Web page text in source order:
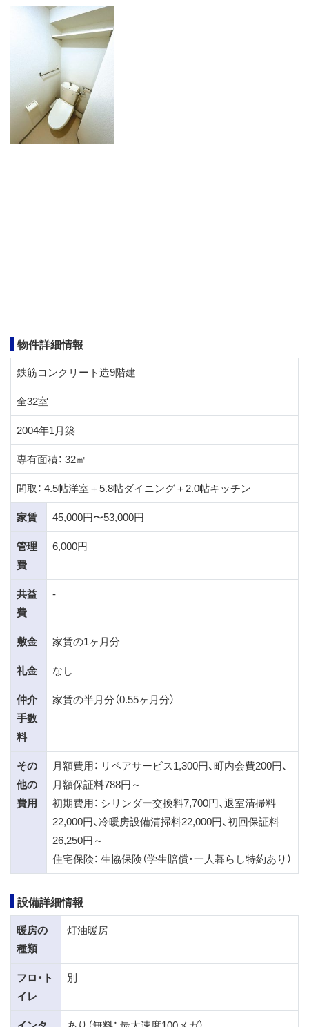
物件詳細情報
鉄筋コンクリート造9階建
全32室
2004年1月築
専有面積： 32㎡
間取： 4.5帖洋室＋5.8帖ダイニング＋2.0帖キッチン
家賃
45,000円〜53,000円
管理
費
6,000円
共益
費
-
敷金
家賃の1ヶ月分
礼金
なし
仲介
手数
料
家賃の半月分（0.55ヶ月分）
その
他の
費用
月額費用： リペアサービス1,300円、町内会費200円、
月額保証料788円～
初期費用： シリンダー交換料7,700円、退室清掃料
22,000円、冷暖房設備清掃料22,000円、初回保証料
26,250円～
住宅保険： 生協保険（学生賠償・一人暮らし特約あり）
設備詳細情報
暖房の
種類
灯油暖房
フロ・ト
イレ
別